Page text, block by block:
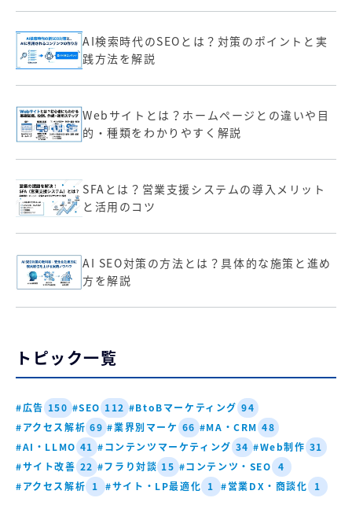
AI検索時代のSEOとは？対策のポイントと実
践方法を解説
Webサイトとは？ホームページとの違いや目
的・種類をわかりやすく解説
SFAとは？営業支援システムの導入メリット
と活用のコツ
AI SEO対策の方法とは？具体的な施策と進め
方を解説
トピック一覧
#広告 150 #SEO 112 #BtoBマーケティング 94
#アクセス解析 69 #業界別マーケ 66 #MA・CRM 48
#AI・LLMO 41 #コンテンツマーケティング 34 #Web制作 31
#サイト改善 22 #フラり対談 15 #コンテンツ・SEO 4
#アクセス解析 1 #サイト・LP最適化 1 #営業DX・商談化 1